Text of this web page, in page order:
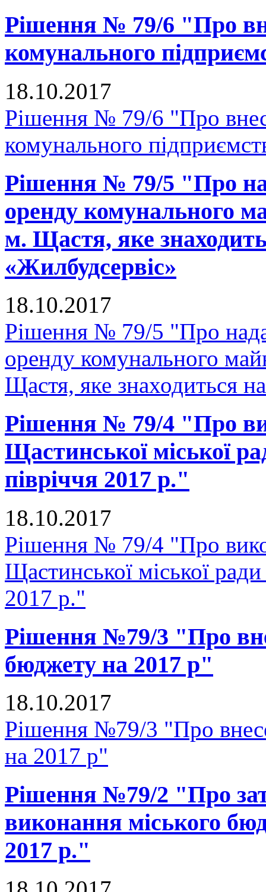
Рішення № 79/6 "Про
комунального
18.10.2017
Рішення № 79/6 "Про
комунального
Рішення № 79/5 "Про
оренду комунального
м. Щастя, яке
«Жилбудсервіс»
18.10.2017
Рішення № 79/5 "Про
оренду комунального
Щастя, яке знаходиться
Рішення № 79/4 "Про
Щастинської міської
півріччя 2017 р."
18.10.2017
Рішення № 79/4 "Про
Щастинської міської
2017 р."
Рішення №79/3 "Про
бюджету на 2017 р"
18.10.2017
Рішення №79/3 "Про
на 2017 р"
Рішення №79/2 "Про
виконання міського
2017 р."